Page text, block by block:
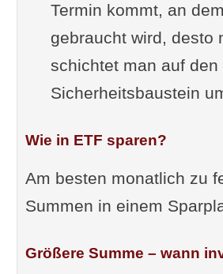
Termin kommt, an
gebraucht wird, desto
schichtet man auf den
Sicherheitsbaustein
Wie in ETF sparen?
Am besten monatlich zu
Summen in einem
Größere Summe – wann